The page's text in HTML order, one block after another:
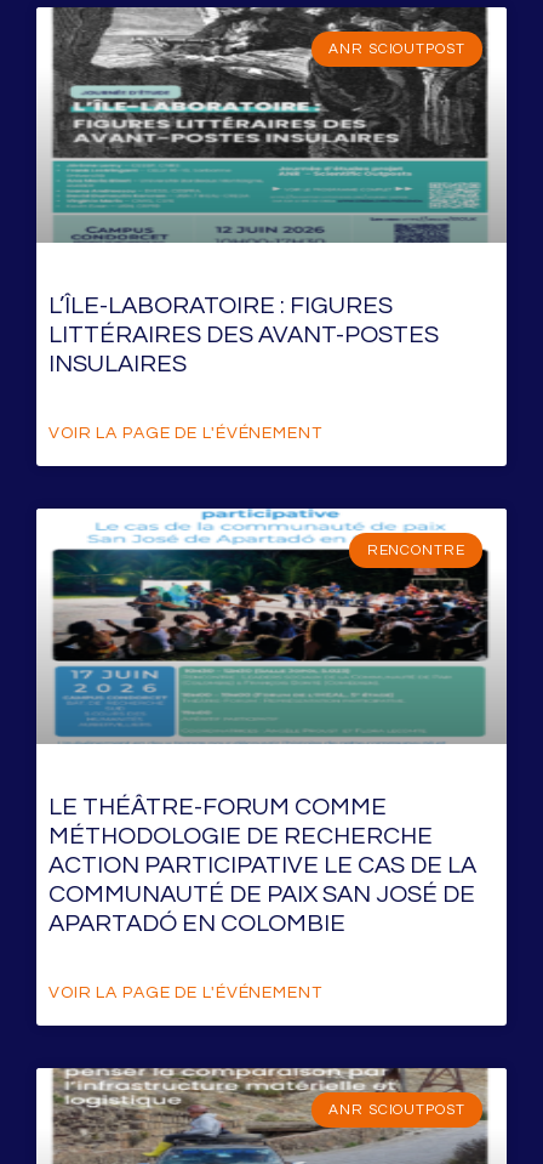
ANR SCIOUTPOST
L’ÎLE-LABORATOIRE : FIGURES
LITTÉRAIRES DES AVANT-POSTES
INSULAIRES
VOIR LA PAGE DE L'ÉVÉNEMENT
RENCONTRE
LE THÉÂTRE-FORUM COMME
MÉTHODOLOGIE DE RECHERCHE
ACTION PARTICIPATIVE LE CAS DE LA
COMMUNAUTÉ DE PAIX SAN JOSÉ DE
APARTADÓ EN COLOMBIE
VOIR LA PAGE DE L'ÉVÉNEMENT
ANR SCIOUTPOST